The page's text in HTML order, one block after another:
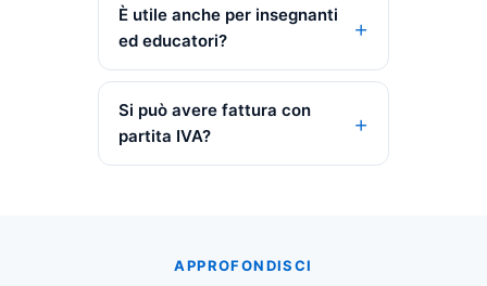
È utile anche per insegnanti
ed educatori?
Si può avere fattura con
partita IVA?
APPROFONDISCI